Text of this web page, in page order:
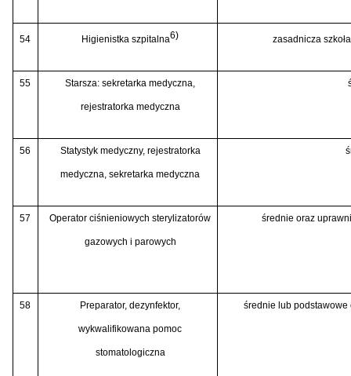
54 Higienistka szpitalna6) zasadnicza
55 Starsza: sekretarka medyczna,
rejestratorka medyczna
56 Statystyk medyczny, rejestratorka
medyczna, sekretarka medyczna
57 Operator ciśnieniowych sterylizatorów
gazowych i parowych
średnie oraz
58 Preparator, dezynfektor,
wykwalifikowana pomoc
stomatologiczna
średnie lub